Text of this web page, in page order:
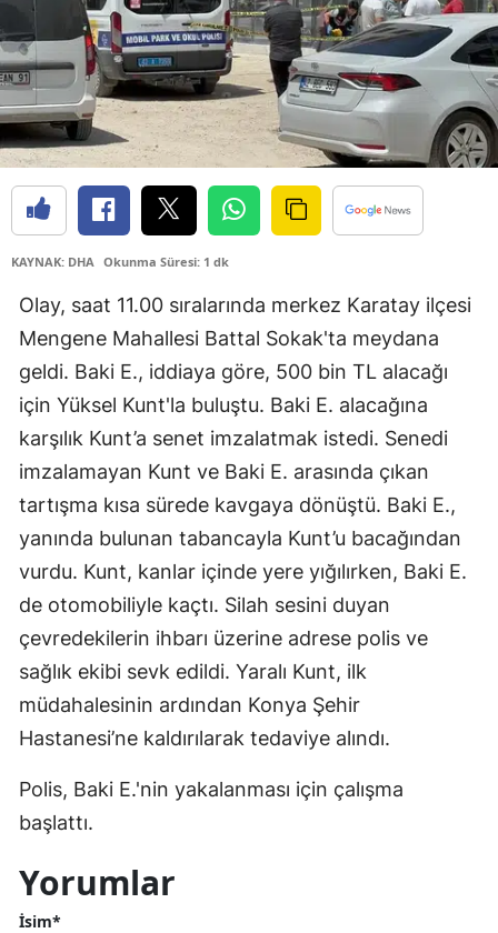
Burdur
Bursa
Çanakkale
Çankırı
Çorum
Diyarbakır
Edirne
Elazığ
Erzincan
Erzurum
Eskişehir
Gaziantep
Giresun
Gümüşhane
Hakkari
Hatay
Isparta
KAYNAK: DHA Okunma Süresi: 1 dk
Olay, saat 11.00 sıralarında merkez Karatay ilçesi
Mengene Mahallesi Battal Sokak'ta meydana
geldi. Baki E., iddiaya göre, 500 bin TL alacağı
için Yüksel Kunt'la buluştu. Baki E. alacağına
karşılık Kunt’a senet imzalatmak istedi. Senedi
imzalamayan Kunt ve Baki E. arasında çıkan
tartışma kısa sürede kavgaya dönüştü. Baki E.,
yanında bulunan tabancayla Kunt’u bacağından
vurdu. Kunt, kanlar içinde yere yığılırken, Baki E.
de otomobiliyle kaçtı. Silah sesini duyan
çevredekilerin ihbarı üzerine adrese polis ve
sağlık ekibi sevk edildi. Yaralı Kunt, ilk
müdahalesinin ardından Konya Şehir
Hastanesi’ne kaldırılarak tedaviye alındı.
Polis, Baki E.'nin yakalanması için çalışma
başlattı.
Yorumlar
İsim*